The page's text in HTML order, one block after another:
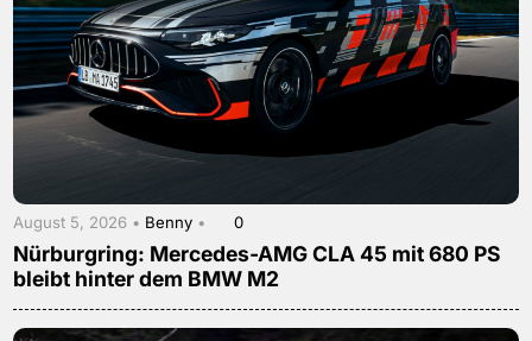
August 5, 2026 • Benny • 0
Nürburgring: Mercedes-AMG CLA 45 mit 680 PS
bleibt hinter dem BMW M2